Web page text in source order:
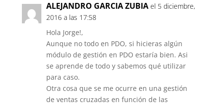
ALEJANDRO GARCIA ZUBIA el 5 diciembre,
2016 a las 17:58
Hola Jorge!,
Aunque no todo en PDO, si hicieras algún
módulo de gestión en PDO estaría bien. Asi
se aprende de todo y sabemos qué utilizar
para caso.
Otra cosa que se me ocurre en una gestión
de ventas cruzadas en función de las